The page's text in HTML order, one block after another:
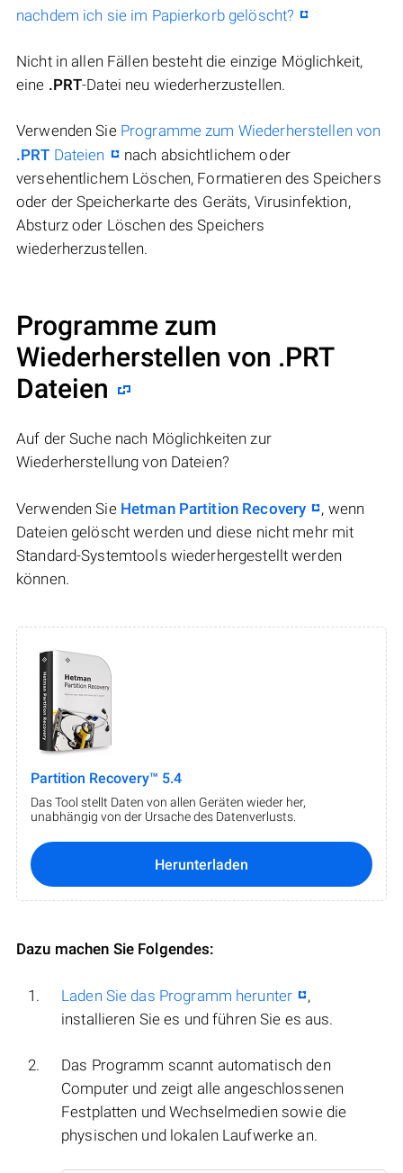
nachdem ich sie im Papierkorb gelöscht?
Nicht in allen Fällen besteht die einzige Möglichkeit,
eine .PRT-Datei neu wiederherzustellen.
Verwenden Sie Programme zum Wiederherstellen von
.PRT Dateien
nach absichtlichem oder
versehentlichem Löschen, Formatieren des Speichers
oder der Speicherkarte des Geräts, Virusinfektion,
Absturz oder Löschen des Speichers
wiederherzustellen.
Programme zum
Wiederherstellen von .PRT
Dateien
Auf der Suche nach Möglichkeiten zur
Wiederherstellung von Dateien?
Verwenden Sie Hetman Partition Recovery
, wenn
Dateien gelöscht werden und diese nicht mehr mit
Standard-Systemtools wiederhergestellt werden
können.
Partition Recovery™ 5.4
Das Tool stellt Daten von allen Geräten wieder her,
unabhängig von der Ursache des Datenverlusts.
Herunterladen
Dazu machen Sie Folgendes:
Laden Sie das Programm herunter
,
installieren Sie es und führen Sie es aus.
Das Programm scannt automatisch den
Computer und zeigt alle angeschlossenen
Festplatten und Wechselmedien sowie die
physischen und lokalen Laufwerke an.